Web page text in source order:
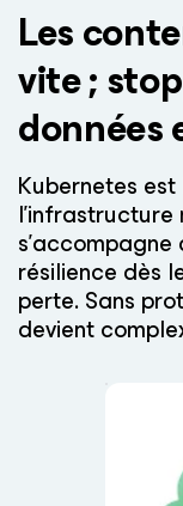
Les
vite ;
données
Kubernetes
l’infrastructure
résilience dès
perte. Sans
devient